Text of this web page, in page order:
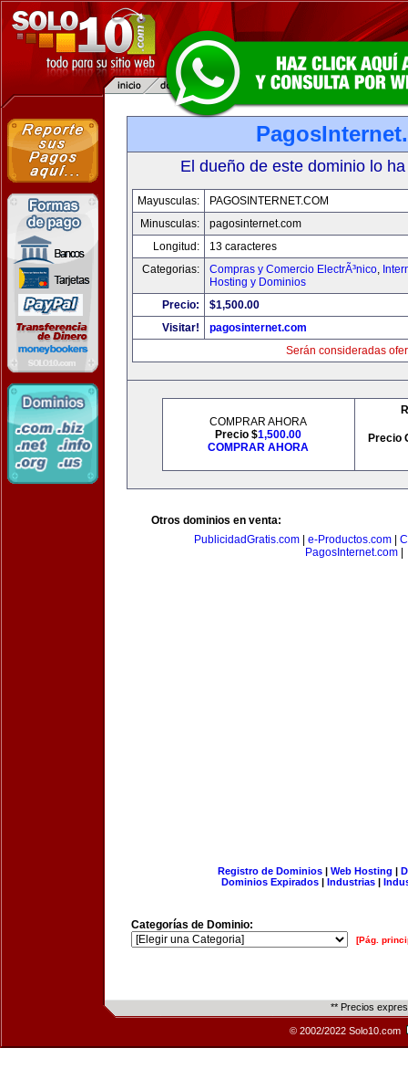
El dueño de este dominio lo
Mayusculas:
PAGOSINTERNET.COM
Minusculas:
pagosinternet.com
Longitud:
13 caracteres
Categorias:
Compras y Comercio ElectrÃ³nico,
Hosting y Dominios
Precio:
$1,500.00
Visitar!
pagosinternet.com
Serán consideradas
COMPRAR AHORA
Precio $1,500.00
COMPRAR AHORA
Precio
Otros dominios en venta:
PublicidadGratis.com
e-Productos.com
PagosInternet.com
Registro de Dominios| Web Hosting |
Dominios Expirados | Industrias |
Categorías de Dominio:
[Pág.
** Precios
© 2002/2022 Solo10.com